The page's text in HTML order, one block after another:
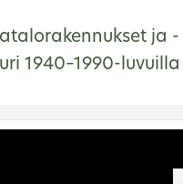
ja -
1940–1990-luvuilla